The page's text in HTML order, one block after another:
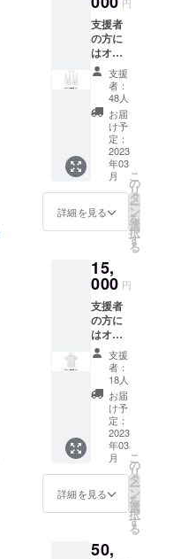
ポスト
カード
の種類
は選べ
ません
・寄附
受領証
明書
（領収
書）を
発行い
たしま
す。 ・
【どな
たでも
円
支援者
の方に
はオリ
ジナル
エコ
バック
と二上
山の写
真のポ
スト
カード2
枚、お
礼の
メー
ル、活
動報告
ルをお
送りし
ます。
エコ
バック
には地
元高岡
市在住
のデザ
イ
ナー、
久保田
光明氏
による
「二上
山」を
モチー
プリン
支援
者：
48人
お届
け予
定：
2023
年03
月
詳細を見る
こ
の
リ
タ
ー
ン
を
選
択
す
る
15,
000 円
支援者
の方に
はオリ
ジナルT
シャツ
と二上
山の写
真のポ
スト
カード2
枚、お
礼の
メー
ル、活
動報告
のメー
送りし
支援
者：
18人
お届
け予
定：
2023
年03
月
詳細を見る
こ
の
リ
タ
ー
ン
を
選
択
す
る
50,